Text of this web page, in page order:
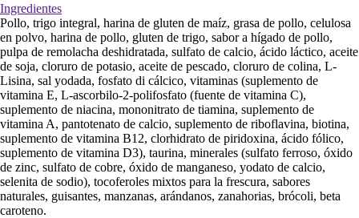
Ingredientes
Pollo, trigo integral, harina de gluten de maíz, grasa de pollo, celulosa
en polvo, harina de pollo, gluten de trigo, sabor a hígado de pollo,
pulpa de remolacha deshidratada, sulfato de calcio, ácido láctico, aceite
de soja, cloruro de potasio, aceite de pescado, cloruro de colina, L-
Lisina, sal yodada, fosfato di cálcico, vitaminas (suplemento de
vitamina E, L-ascorbilo-2-polifosfato (fuente de vitamina C),
suplemento de niacina, mononitrato de tiamina, suplemento de
vitamina A, pantotenato de calcio, suplemento de riboflavina, biotina,
suplemento de vitamina B12, clorhidrato de piridoxina, ácido fólico,
suplemento de vitamina D3), taurina, minerales (sulfato ferroso, óxido
de zinc, sulfato de cobre, óxido de manganeso, yodato de calcio,
selenita de sodio), tocoferoles mixtos para la frescura, sabores
naturales, guisantes, manzanas, arándanos, zanahorias, brócoli, beta
caroteno.